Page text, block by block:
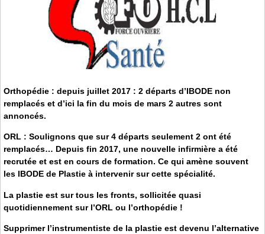
Orthopédie : depuis juillet 2017 : 2 départs d’IBODE non
remplacés et d’ici la fin du mois de mars 2 autres sont
annoncés.
ORL : Soulignons que sur 4 départs seulement 2 ont été
remplacés… Depuis fin 2017, une nouvelle infirmière a été
recrutée et est en cours de formation. Ce qui amène souvent
les IBODE de Plastie à intervenir sur cette spécialité.
La plastie est sur tous les fronts, sollicitée quasi
quotidiennement sur l’ORL ou l’orthopédie !
Supprimer l’instrumentiste de la plastie est devenu l’alternative